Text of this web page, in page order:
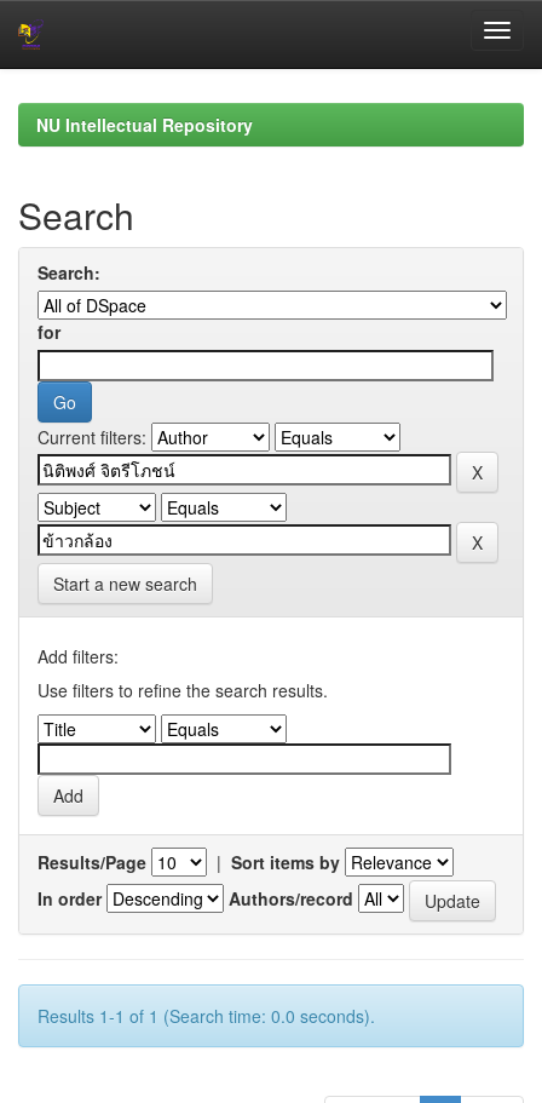
navigationNU Intellectual Repository
Search
Search:
for
Current filters:
Start a new search
Add filters:
Use filters to refine the search results.
Results/Page | Sort items by
In order
Authors/record
Results 1-1 of 1 (Search time: 0.0 seconds).